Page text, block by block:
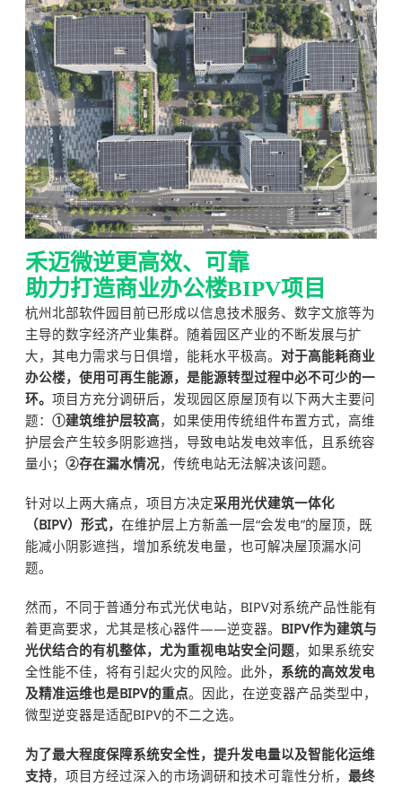
禾迈微逆更高效、可靠
助力打造商业办公楼BIPV项目
杭州北部软件园目前已形成以信息技术服务、数字文旅等为
主导的数字经济产业集群。随着园区产业的不断发展与扩
大，其电力需求与日俱增，能耗水平极高。 对于高能耗商业
办公楼，使用可再生能源，是能源转型过程中必不可少的一
环。 项目方充分调研后，发现园区原屋顶有以下两大主要问
题： ①建筑维护层较高，如果使用传统组件布置方式，高维
护层会产生较多阴影遮挡，导致电站发电效率低，且系统容
量小； ②存在漏水情况，传统电站无法解决该问题。
针对以上两大痛点，项目方决定采用光伏建筑一体化
（BIPV）形式， 在维护层上方新盖一层“会发电”的屋顶，既
能减小阴影遮挡，增加系统发电量，也可解决屋顶漏水问
题。
然而，不同于普通分布式光伏电站，BIPV对系统产品性能有
着更高要求，尤其是核心器件——逆变器。 BIPV作为建筑与
光伏结合的有机整体，尤为重视电站安全问题，如果系统安
全性能不佳，将有引起火灾的风险。此外， 系统的高效发电
及精准运维也是BIPV的重点。因此，在逆变器产品类型中，
微型逆变器是适配BIPV的不二之选。
为了最大程度保障系统安全性，提升发电量以及智能化运维
支持，项目方经过深入的市场调研和技术可靠性分析， 最终